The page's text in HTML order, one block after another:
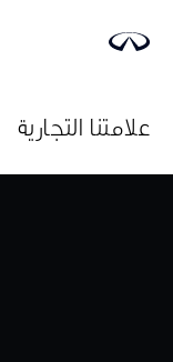
علامتنا التجارية